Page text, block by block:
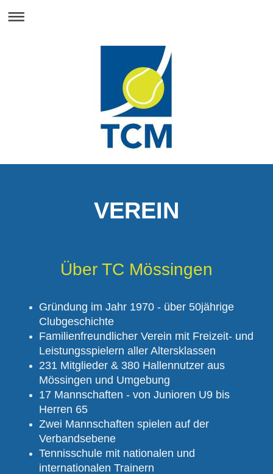
VEREIN
Über TC Mössingen
Gründung im Jahr 1970 - über 50jährige
Clubgeschichte
Familienfreundlicher Verein mit Freizeit- und
Leistungsspielern aller Altersklassen
231 Mitglieder & 380 Hallennutzer aus
Mössingen und Umgebung
17 Mannschaften - von Junioren U9 bis
Herren 65
Zwei Mannschaften spielen auf der
Verbandsebene
Tennisschule mit nationalen und
internationalen Trainern